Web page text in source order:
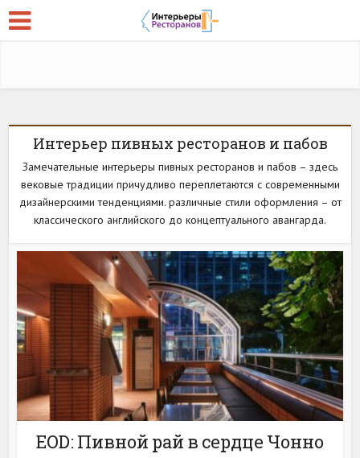
Интерьер пивных ресторанов и пабов
Замечательные интерьеры пивных ресторанов и пабов – здесь
вековые традиции причудливо переплетаются с современными
дизайнерскими тенденциями. различные стили оформления – от
классического английского до концептуального авангарда.
EOD: Пивной рай в сердце Чонно